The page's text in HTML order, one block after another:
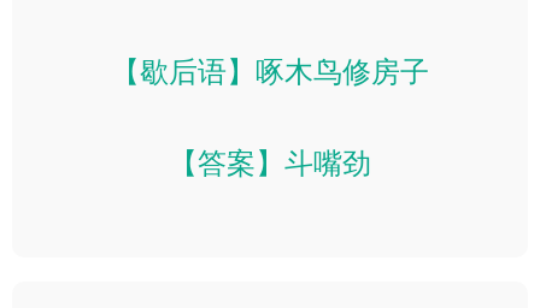
【歇后语】啄木鸟修房子
【答案】斗嘴劲